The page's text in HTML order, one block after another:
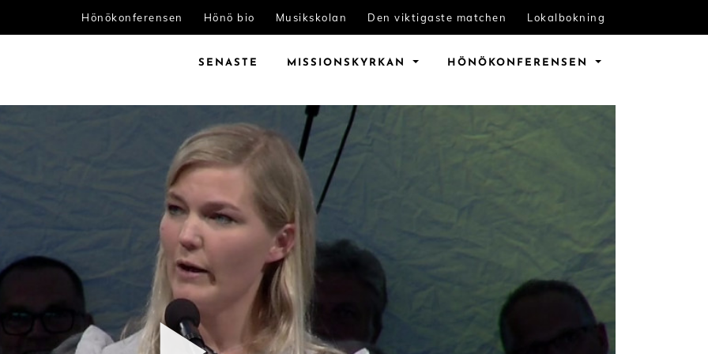
Hönökonferensen Hönö bio Musikskolan Den viktigaste matchen Lokalbokning
SENASTE MISSIONS KYRKAN HÖNÖ KONFERENSEN